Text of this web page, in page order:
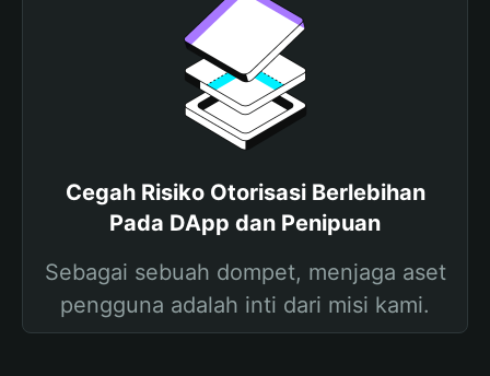
Cegah Risiko Otorisasi Berlebihan
Pada DApp dan Penipuan
Sebagai sebuah dompet, menjaga aset
pengguna adalah inti dari misi kami.